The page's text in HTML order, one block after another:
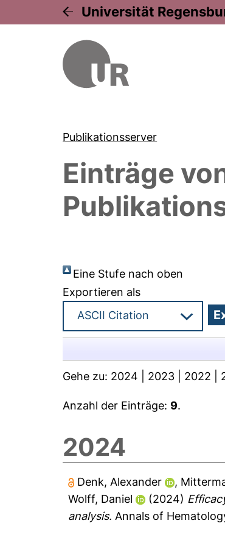
Universität
Publikationsserver
Einträge
Eine Stufe nach oben
Exportieren als
Gehe zu: 2024 2023 2022
Anzahl der Einträge: 9.
2024
Denk, Alexander ,
Wolff, Daniel
(2024)
analysis. Annals of